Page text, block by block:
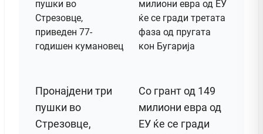
Пронајдени три
пушки во
Стрезовце,
Со грант од 149
милиони евра од
ЕУ ќе се гради